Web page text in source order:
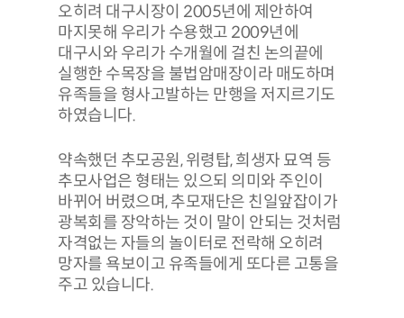
오히려 대구시장이 2005년에 제안하여
마지못해 우리가 수용했고 2009년에
대구시와 우리가 수개월에 걸친 논의끝에
실행한 수목장을 불법암매장이라 매도하며
유족들을 형사고발하는 만행을 저지르기도
하였습니다.
약속했던 추모공원, 위령탑, 희생자 묘역 등
추모사업은 형태는 있으되 의미와 주인이
바뀌어 버렸으며, 추모재단은 친일앞잡이가
광복회를 장악하는 것이 말이 안되는 것처럼
자격없는 자들의 놀이터로 전락해 오히려
망자를 욕보이고 유족들에게 또다른 고통을
주고 있습니다.